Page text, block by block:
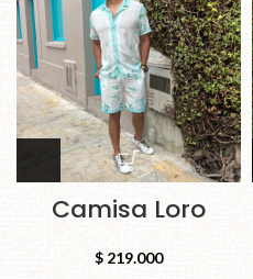
Camisa Loro
$ 219.000